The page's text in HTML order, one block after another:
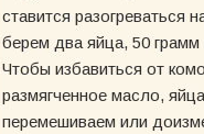
ставится разогреваться
берем два яйца, 50
Чтобы избавиться от
размягченное масло,
перемешиваем или